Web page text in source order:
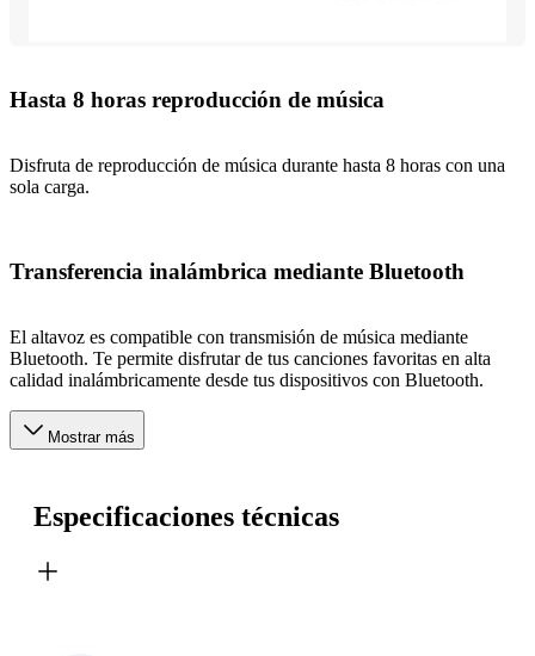
Hasta 8 horas reproducción de música
Disfruta de reproducción de música durante hasta 8 horas con una
sola carga.
Transferencia inalámbrica mediante Bluetooth
El altavoz es compatible con transmisión de música mediante
Bluetooth. Te permite disfrutar de tus canciones favoritas en alta
calidad inalámbricamente desde tus dispositivos con Bluetooth.
Mostrar más
Especificaciones técnicas